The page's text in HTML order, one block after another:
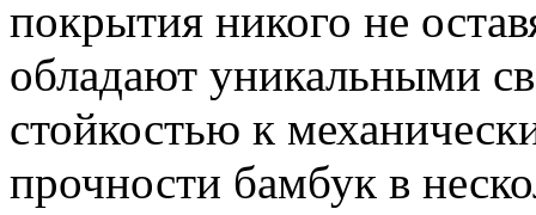
покрытия никого не
обладают уникальными
стойкостью к
прочности бамбук в